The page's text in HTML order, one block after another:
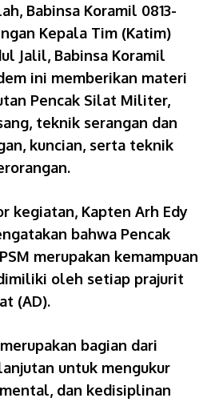
Babinsa Koramil 0813-
Kepala Tim (Katim)
Jalil, Babinsa Koramil
ini memberikan materi
Pencak Silat Militer,
teknik serangan dan
kuncian, serta teknik
kegiatan, Kapten Arh Edy
bahwa Pencak
merupakan kemampuan
oleh setiap prajurit
(AD).
bagian dari
untuk mengukur
dan kedisiplinan